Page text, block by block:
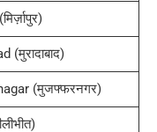
(मुरादाबाद)
(मुजफ्फरनगर)